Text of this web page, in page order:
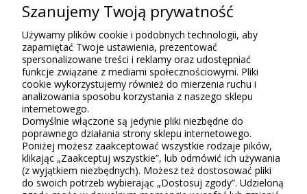
Opinie o produkcie (0)
Tylko zarejestrowani klienci Sklepu Bellugio, którzy kupili lub
używali ten produkt, mogą wystawiać recenzję. Ocena podana w
gwiazdkach (do 5) jest średnią wszystkich ocen. Po moderacji
publikujemy zarówno pozytywne, jak i negatywne opinie.
Szanujemy Twoją prywatność
Używamy plików cookie i podobnych technologii, aby
zapamiętać Twoje ustawienia, prezentować
spersonalizowane treści i reklamy oraz udostępniać
funkcje związane z mediami społecznościowymi. Pliki
cookie wykorzystujemy również do mierzenia ruchu i
analizowania sposobu korzystania z naszego sklepu
internetowego.
Domyślnie włączone są jedynie pliki niezbędne do
poprawnego działania strony sklepu internetowego.
Poniżej możesz zaakceptować wszystkie rodzaje pików,
klikając „Zaakceptuj wszystkie”, lub odmówić ich używania
(z wyjątkiem niezbędnych). Możesz też dostosować pliki
do swoich potrzeb wybierając „Dostosuj zgody”. Udzieloną